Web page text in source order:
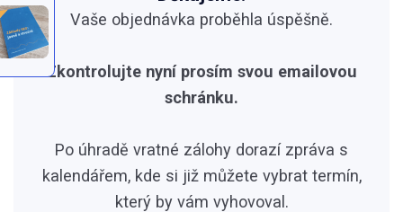
Vaše objednávka proběhla úspěšně.
Zkontrolujte nyní prosím svou emailovou
schránku.
Po úhradě vratné zálohy dorazí zpráva s
kalendářem, kde si již můžete vybrat termín,
který by vám vyhovoval.